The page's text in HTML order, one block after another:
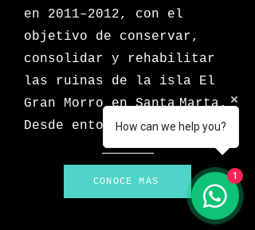
en 2011–2012, con el
objetivo de conservar,
consolidar y rehabilitar
las ruinas de la isla El
Gran Morro en Santa Marta.
Desde entonces:
CONOCE MÁS
How can we help you?
1